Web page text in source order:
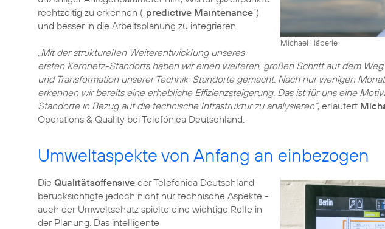
Michael Häberle
rechtzeitig zu erkennen („predictive Maintenance“)
und besser in die Arbeitsplanung zu integrieren.
„Mit der strukturellen Weiterentwicklung unseres
ersten Kernnetz-Standorts haben wir einen weiteren, großen Schritt auf dem
und Transformation unserer Technik-Standorte gemacht. Nach nur wenigen
erkennen wir bereits eine erhebliche Effizienzsteigerung. Das ist für uns eine
Standorte in Bezug auf die technische Infrastruktur zu analysieren“, erläutert
Operations & Quality bei Telefónica Deutschland.
Umweltaspekte von Anfang an einbezogen
Die Qualitätsoffensive der Telefónica Deutschland
berücksichtigte jedoch nicht nur technische Aspekte -
auch der Umweltschutz spielte eine wichtige Rolle in
der Planung. Das intelligente